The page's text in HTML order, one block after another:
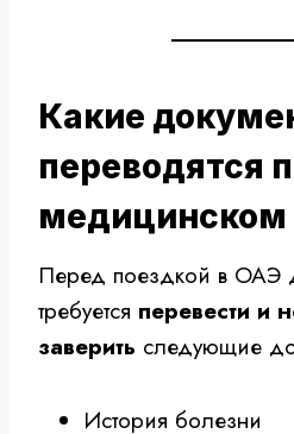
Какие
переводятся
медицинском
Перед поездкой в ОАЭ
требуется перевести и
заверить следующие
История болезни